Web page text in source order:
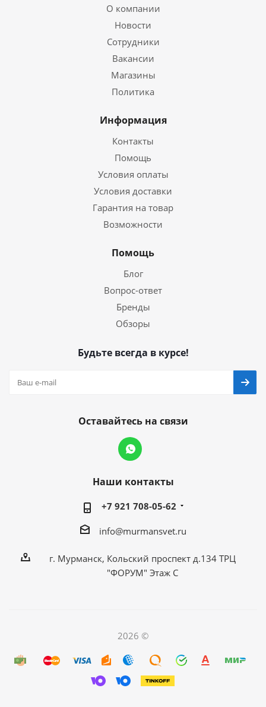
О компании
Новости
Сотрудники
Вакансии
Магазины
Политика
Информация
Контакты
Помощь
Условия оплаты
Условия доставки
Гарантия на товар
Возможности
Помощь
Блог
Вопрос-ответ
Бренды
Обзоры
Будьте всегда в курсе!
Оставайтесь на связи
Наши контакты
+7 921 708-05-62
info@murmansvet.ru
г. Мурманск, Кольский проспект д.134 ТРЦ
"ФОРУМ" Этаж С
2026 ©